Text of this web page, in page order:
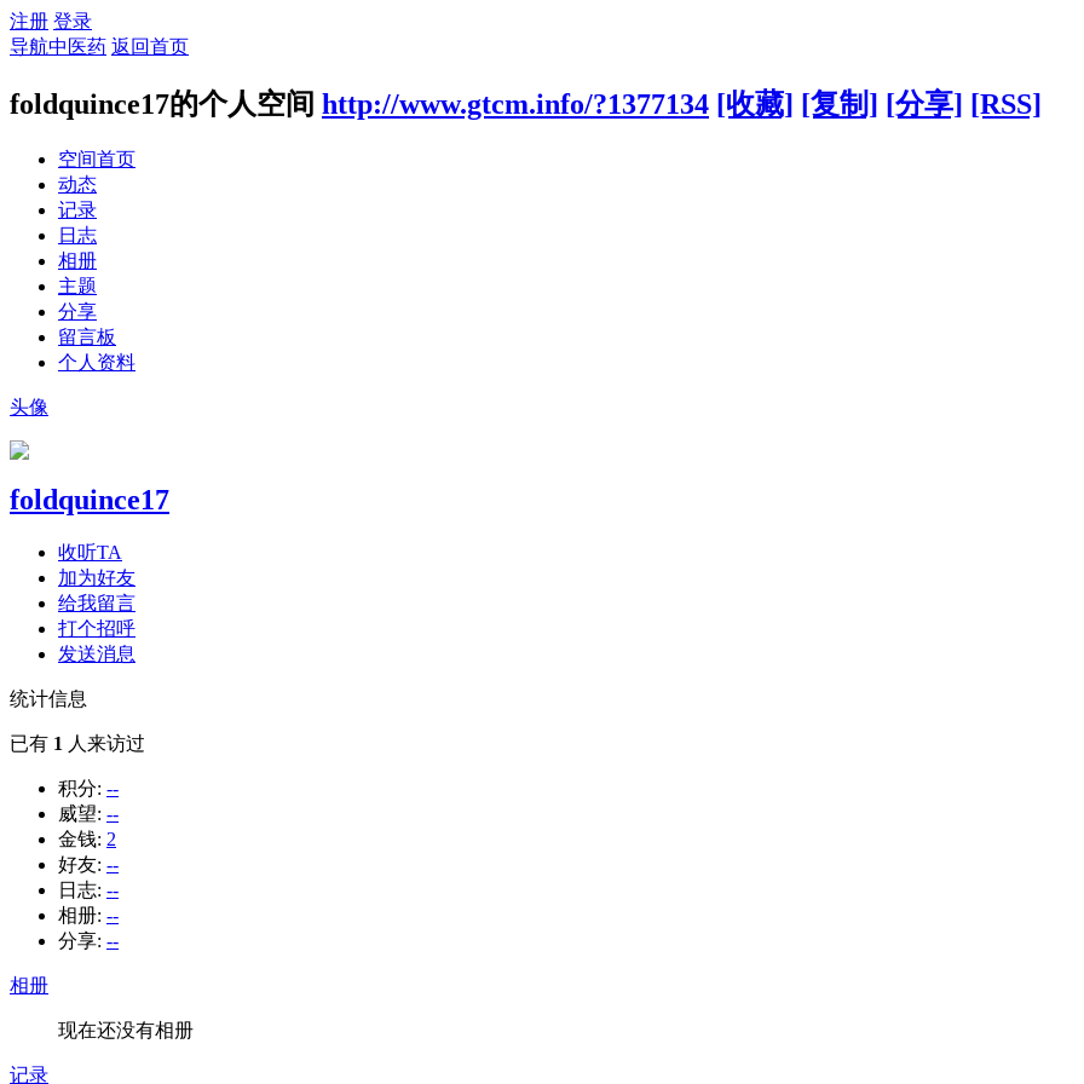
注册 登录
导航中医药 返回首页
foldquince17的个人空间 http://www.gtcm.info/?1377134 [收藏] [复制] [分享] [RSS]
空间首页
动态
记录
日志
相册
主题
分享
留言板
个人资料
头像
foldquince17
收听TA
加为好友
给我留言
打个招呼
发送消息
统计信息
已有 1 人来访过
积分: --
威望: --
金钱: 2
好友: --
日志: --
相册: --
分享: --
相册
现在还没有相册
记录